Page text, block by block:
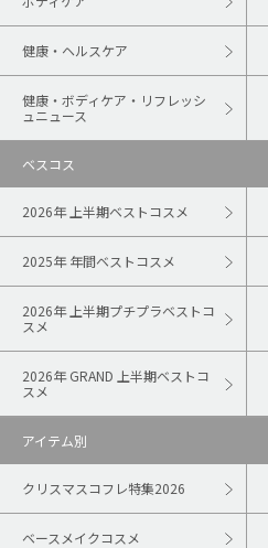
健康・ヘルスケア
健康・ボディケア・リフレッシ
ュニュース
ベスコス
2026年 上半期ベストコスメ
2025年 年間ベストコスメ
2026年 上半期プチプラベストコ
スメ
2026年 GRAND 上半期ベストコ
スメ
アイテム別
クリスマスコフレ特集2026
ベースメイクコスメ